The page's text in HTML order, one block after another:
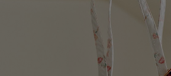
L M N
T
その
他